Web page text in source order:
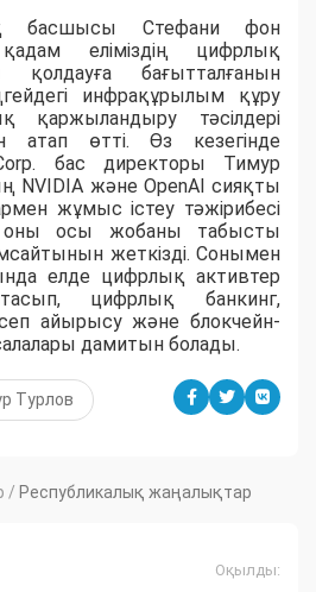
басшысы Стефани фон
еліміздің цифрлық
қолдауға бағытталғанын
инфрақұрылым құру
қаржыландыру тәсілдері
атап өтті. Өз кезегінде
бас директоры Тимур
NVIDIA және OpenAI сияқты
жұмыс істеу тәжірибесі
оны осы жобаны табысты
жеткізді. Сонымен
елде цифрлық активтер
цифрлық банкинг,
айырысу және блокчейн-
дамитын болады.
Турлов
/ Республикалық жаңалықтар
Оқылды: